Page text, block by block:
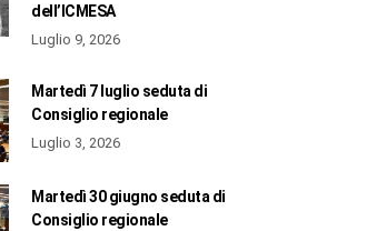
dell’ICMESA
Luglio 9, 2026
Martedì 7 luglio seduta di
Consiglio regionale
Luglio 3, 2026
Martedì 30 giugno seduta di
Consiglio regionale